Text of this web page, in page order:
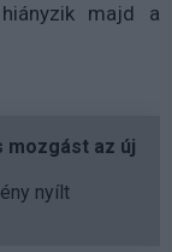
majd a
az új
nyílt